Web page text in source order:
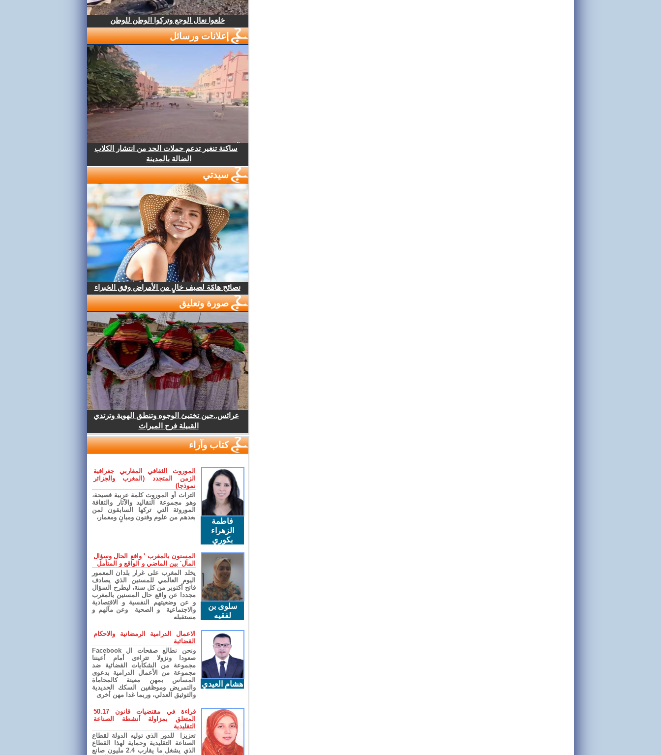
خلعوا نعال الوجع وتركوا الوطن للوطن
إعلانات ورسائل
ساكنة تنغير تدعم حملات الحد من انتشار الكلاب
الضالة بالمدينة
سيدتي
نصائح هامّة لصيف خالٍ من الأمراض وفق الخبراء
صورة وتعليق
عرائس..حين تختبئ الوجوه وتنطق الهوية وترتدي
القبيلة فرح الميراث
كتاب وآراء
فاطمة
الزهراء
بكوري
الموروث الثقافي المغاربي جغرافية
الزمن المتجدد (المغرب والجزائر
نموذجا)
التراث أو الموروث كلمة عربية فصيحة،
وهو مجموعة التقاليد والآثار والثقافة
الموروثة التي تركها السابقون لمن
بعدهم من علوم وفنون ومبانٍ ومعمار،
سلوى بن
لفقيه
المسنون بالمغرب ' واقع الحال وسؤال
المآل' بين الماضي و الواقع و المتأمل
يخلد المغرب على غرار بلدان المعمور
اليوم العالمي للمسنين الذي يصادف
فاتح أكتوبر من كل سنة، ليطرح السؤال
مجددا عن واقع حال المسنين بالمغرب
و عن وضعيتهم النفسية و الاقتصادية
والاجتماعية و الصحية وعن مآلهم و
مستقبله
هشام العيدي
الاعمال الدرامية الرمضانية والاحكام
القضائية
ونحن نطالع صفحات ال Facebook
صعودا ونزولا تتراءى أمام أعيننا
مجموعة من الشكايات القضائية ضد
مجموعة من الأعمال الدرامية بدعوى
المساس بمهن معينة كالمحاماة
والتمريض وموظفين السكك الحديدية
والتوثيق العدلي، وربما غدا مهن أخرى
قراءة في مقتضيات قانون 50.17
المتعلق بمزاولة أنشطة الصناعة
التقليدية
تعزيزا للدور الذي توليه الدولة لقطاع
الصناعة التقليدية وحماية لهذا القطاع
الذي يشغل ما يقارب 2.4 مليون صانع